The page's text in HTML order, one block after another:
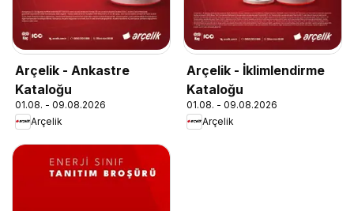
Arçelik - Ankastre
Kataloğu
01.08. - 09.08.2026
Arçelik
Arçelik - İklimlendirme
Kataloğu
01.08. - 09.08.2026
Arçelik